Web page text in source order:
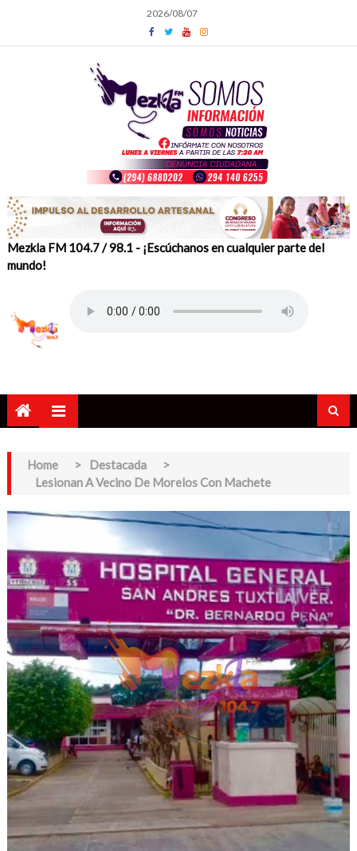
content
2026/08/07
Mezkla FM 104.7 / 98.1 - ¡Escúchanos en cualquier parte del
mundo!
Home > Destacada
>
Lesionan A Vecino De Morelos Con Machete